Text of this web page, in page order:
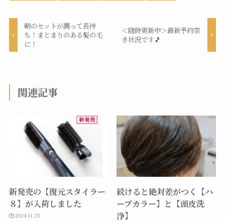
朝のセットが潤って長持
ち！まとまりのある髪の毛
に！
＜随時更新中＞最新予約空
き状況です🎵
関連記事
新発売の【復元スタイラー
８】が入荷しました
2024.11.25
続けると絶対差がつく【ハ
ーブカラー】と【頭皮洗
浄】